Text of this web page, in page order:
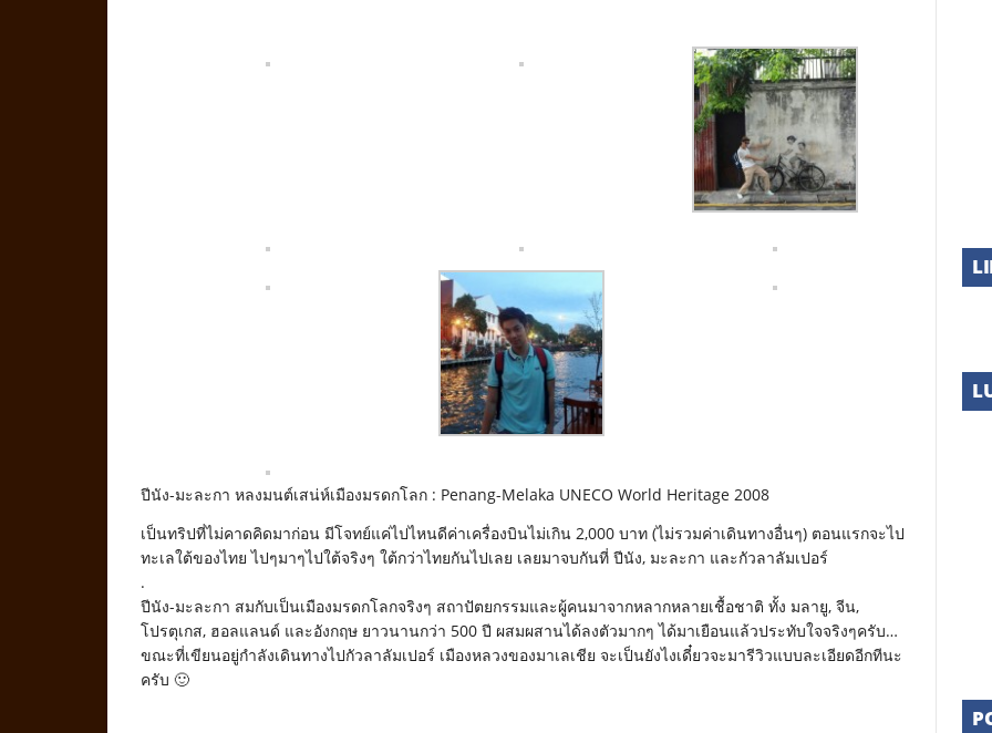
ปีนัง-มะละกา หลงมนต์เสน่ห์เมืองมรดกโลก : Penang-Melaka UNECO World Heritage 2008
เป็นทริปที่ไม่คาดคิดมาก่อน มีโจทย์แค่ไปไหนดีค่าเครื่องบินไม่เกิน 2,000 บาท (ไม่รวมค่าเดินทางอื่นๆ) ตอนแรกจะไป
ทะเลใต้ของไทย ไปๆมาๆไปใต้จริงๆ ใต้กว่าไทยกันไปเลย เลยมาจบกันที่ ปีนัง, มะละกา และกัวลาลัมเปอร์
.
ปีนัง-มะละกา สมกับเป็นเมืองมรดกโลกจริงๆ สถาปัตยกรรมและผู้คนมาจากหลากหลายเชื้อชาติ ทั้ง มลายู, จีน,
โปรตุเกส, ฮอลแลนด์ และอังกฤษ ยาวนานกว่า 500 ปี ผสมผสานได้ลงตัวมากๆ ได้มาเยือนแล้วประทับใจจริงๆครับ…
ขณะที่เขียนอยู่กำลังเดินทางไปกัวลาลัมเปอร์ เมืองหลวงของมาเลเชีย จะเป็นยังไงเดี๋ยวจะมารีวิวแบบละเอียดอีกทีนะ
ครับ 🙂